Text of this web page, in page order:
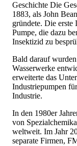
Geschichte Die
1883, als John
gründete. Die erste
Pumpe, die dazu
Insektizid zu
Bald darauf
Wasserwerke
erweiterte das
Industriepumpen
Industrie.
In den 1980er
von
weltweit. Im Jahr
separate Firmen,